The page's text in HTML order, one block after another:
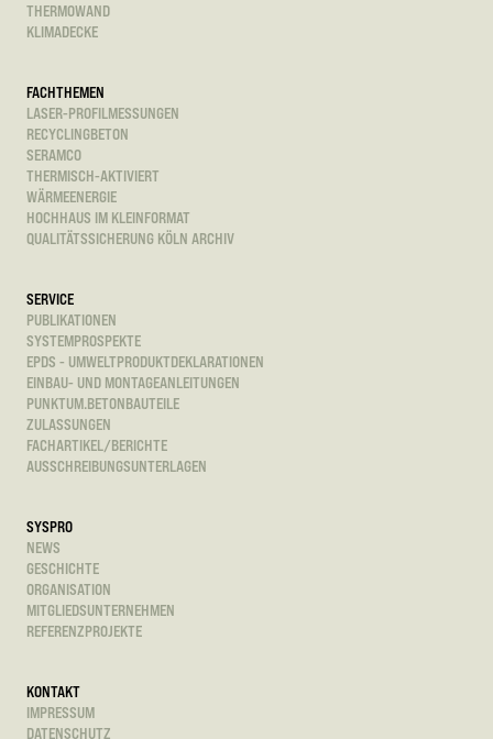
THERMOWAND
KLIMADECKE
FACHTHEMEN
LASER-PROFILMESSUNGEN
RECYCLINGBETON
SERAMCO
THERMISCH-AKTIVIERT
WÄRMEENERGIE
HOCHHAUS IM KLEINFORMAT
QUALITÄTSSICHERUNG KÖLN ARCHIV
SERVICE
PUBLIKATIONEN
SYSTEMPROSPEKTE
EPDS - UMWELTPRODUKTDEKLARATIONEN
EINBAU- UND MONTAGEANLEITUNGEN
PUNKTUM.BETONBAUTEILE
ZULASSUNGEN
FACHARTIKEL/BERICHTE
AUSSCHREIBUNGSUNTERLAGEN
SYSPRO
NEWS
GESCHICHTE
ORGANISATION
MITGLIEDSUNTERNEHMEN
REFERENZPROJEKTE
KONTAKT
IMPRESSUM
DATENSCHUTZ